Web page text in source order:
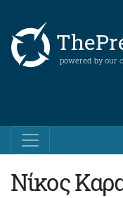
powered by our
Νίκος